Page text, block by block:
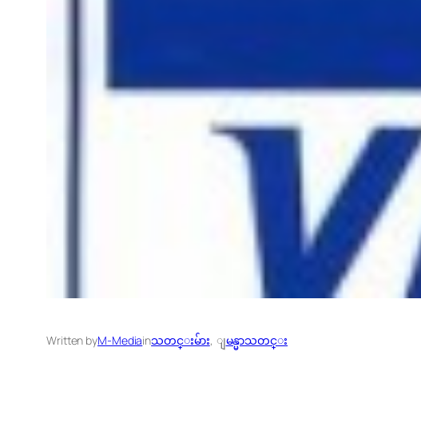
Written byM-Mediainသတင္းမ်ား, ျမန္မာသတင္း